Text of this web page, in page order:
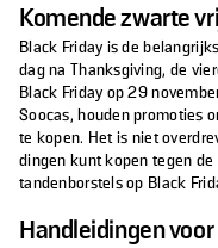
Komende zwarte
Black Friday is de
dag na Thanksgiving, de
Black Friday op 29
Soocas, houden promoties
te kopen. Het is niet
dingen kunt kopen tegen
tandenborstels op Black
Handleidingen